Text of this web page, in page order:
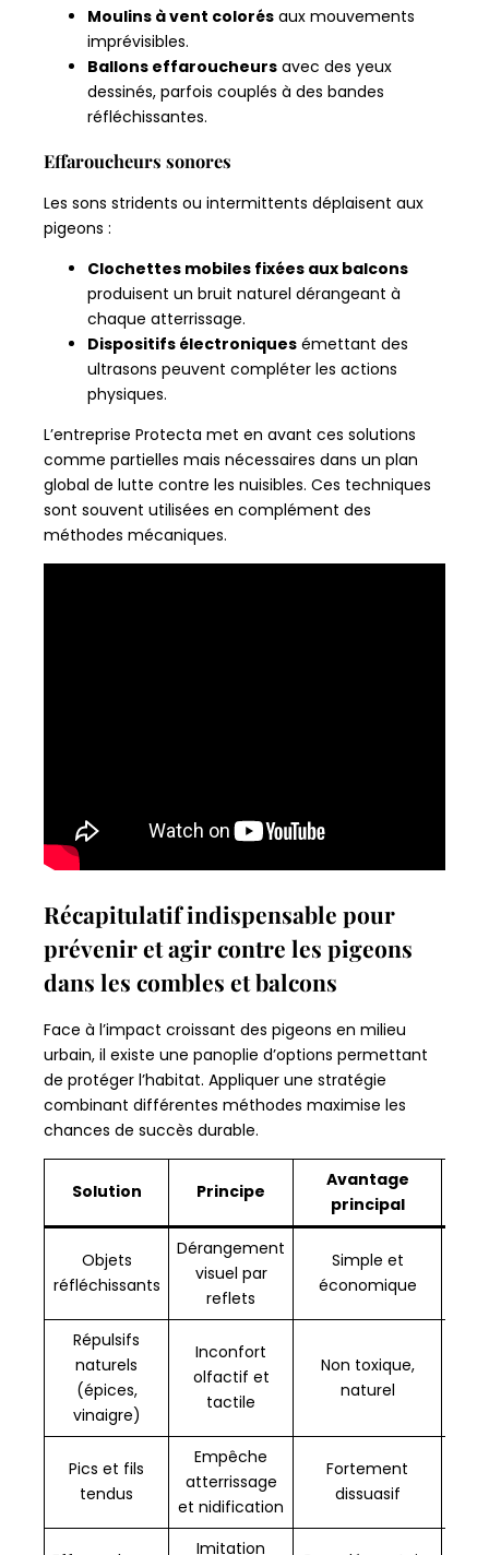
Moulins à vent colorés aux mouvements
imprévisibles.
Ballons effaroucheurs avec des yeux
dessinés, parfois couplés à des bandes
réfléchissantes.
Effaroucheurs sonores
Les sons stridents ou intermittents déplaisent aux
pigeons :
Clochettes mobiles fixées aux balcons
produisent un bruit naturel dérangeant à
chaque atterrissage.
Dispositifs électroniques émettant des
ultrasons peuvent compléter les actions
physiques.
L’entreprise Protecta met en avant ces solutions
comme partielles mais nécessaires dans un plan
global de lutte contre les nuisibles. Ces techniques
sont souvent utilisées en complément des
méthodes mécaniques.
Récapitulatif indispensable pour
prévenir et agir contre les pigeons
dans les combles et balcons
Face à l’impact croissant des pigeons en milieu
urbain, il existe une panoplie d’options permettant
de protéger l’habitat. Appliquer une stratégie
combinant différentes méthodes maximise les
chances de succès durable.
Solution Principe
Avantage
principal
Objets
réfléchissants
Dérangement
visuel par
reflets
Simple et
économique
Répulsifs
naturels
(épices,
vinaigre)
Inconfort
olfactif et
tactile
Non toxique,
naturel
Pics et fils
tendus
Empêche
atterrissage
et nidification
Fortement
dissuasif
Imitation